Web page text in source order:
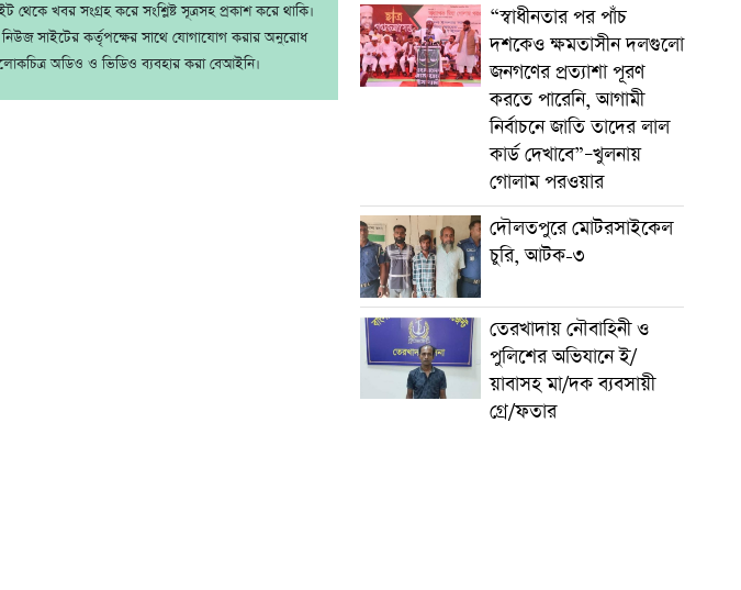
থেকে খবর সংগ্রহ করে সংশ্লিষ্ট সূত্রসহ প্রকাশ করে থাকি।
সাইটের কর্তৃপক্ষের সাথে যোগাযোগ করার অনুরোধ
অডিও ও ভিডিও ব্যবহার করা বেআইনি।
“স্বাধীনতার পর পাঁচ
দশকেও ক্ষমতাসীন দলগুলো
জনগণের প্রত্যাশা পূরণ
করতে পারেনি, আগামী
নির্বাচনে জাতি তাদের লাল
কার্ড দেখাবে”–খুলনায়
গোলাম পরওয়ার
দৌলতপুরে মোটরসাইকেল
চুরি, আটক-৩
তেরখাদায় নৌবাহিনী ও
পুলিশের অভিযানে ই/
য়াবাসহ মা/দক ব্যবসায়ী
গ্রে/ফতার